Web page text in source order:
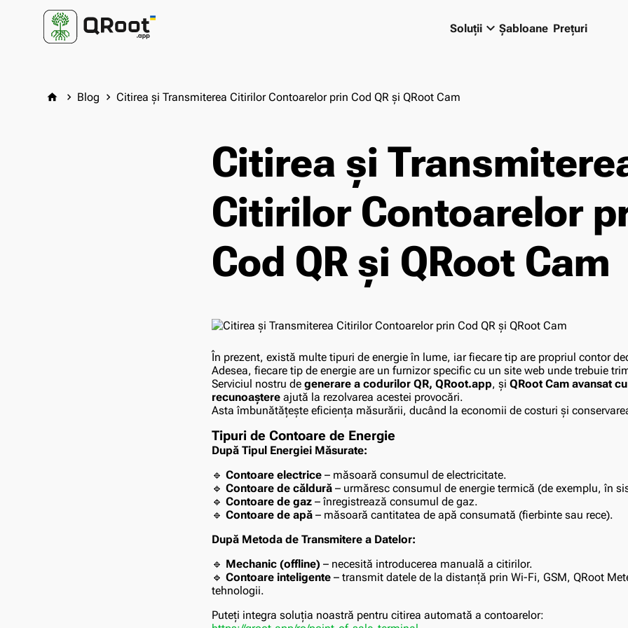
Soluții keyboard_arrow_down Șabloane Prețuri
home keyboard_arrow_right Blog keyboard_arrow_right Citirea și Transmiterea Citirilor Contoarelor prin Cod QR și QRoot Cam
Citirea și
Citirilor Contoarelor
Cod QR și QRoot Cam
În prezent, există multe tipuri de energie în lume, iar fiecare tip are propriul contor
Adesea, fiecare tip de energie are un furnizor specific cu un site web unde trebuie
Serviciul nostru de generare a codurilor QR, QRoot.app, și QRoot Cam avansat
recunoaștere ajută la rezolvarea acestei provocări.
Asta îmbunătățește eficiența măsurării, ducând la economii de costuri și
Tipuri de Contoare de Energie
După Tipul Energiei Măsurate:
🔹 Contoare electrice – măsoară consumul de electricitate.
🔹 Contoare de căldură – urmăresc consumul de energie termică (de exemplu, în
🔹 Contoare de gaz – înregistrează consumul de gaz.
🔹 Contoare de apă – măsoară cantitatea de apă consumată (fierbinte sau rece).
După Metoda de Transmitere a Datelor:
🔹 Mechanic (offline) – necesită introducerea manuală a citirilor.
🔹 Contoare inteligente – transmit datele de la distanță prin Wi-Fi, GSM, QRoot
tehnologii.
Puteți integra soluția noastră pentru citirea automată a contoarelor: